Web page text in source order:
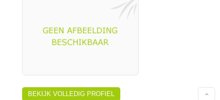
BEKIJK VOLLEDIG PROFIEL